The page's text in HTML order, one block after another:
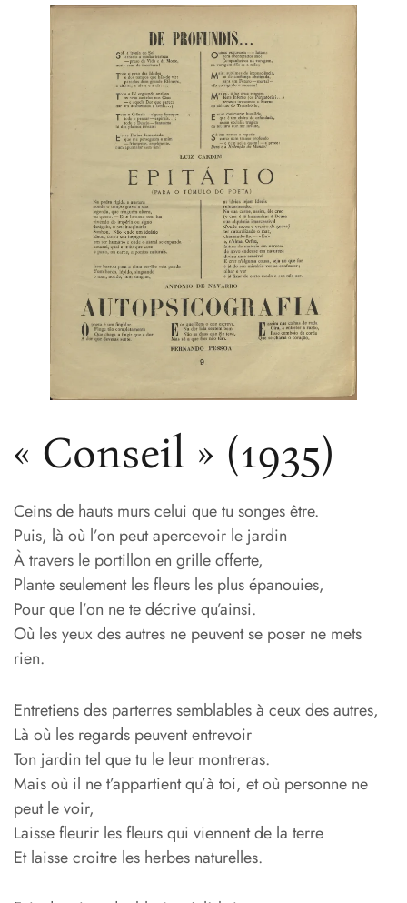
« Conseil » (1935)
Ceins de hauts murs celui que tu songes être.
Puis, là où l’on peut apercevoir le jardin
À travers le portillon en grille offerte,
Plante seulement les fleurs les plus épanouies,
Pour que l’on ne te décrive qu’ainsi.
Où les yeux des autres ne peuvent se poser ne mets
rien.
Entretiens des parterres semblables à ceux des autres,
Là où les regards peuvent entrevoir
Ton jardin tel que tu le leur montreras.
Mais où il ne t’appartient qu’à toi, et où personne ne
peut le voir,
Laisse fleurir les fleurs qui viennent de la terre
Et laisse croitre les herbes naturelles.